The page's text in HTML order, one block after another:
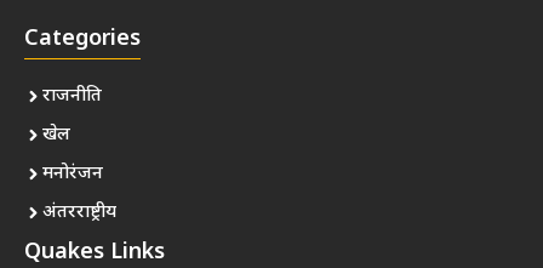
Categories
राजनीति
खेल
मनोरंजन
अंतरराष्ट्रीय
Quakes Links